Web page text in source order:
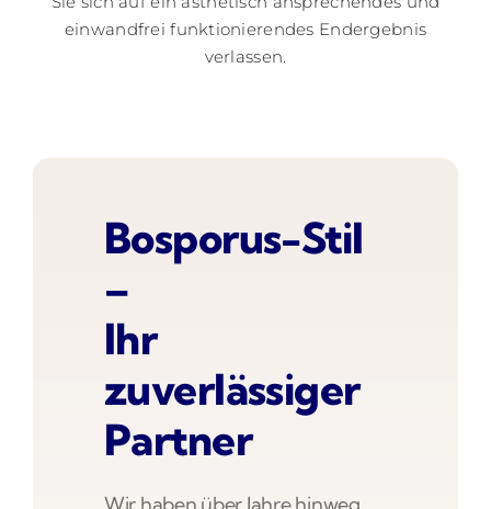
einwandfrei funktionierendes Endergebnis
verlassen.
Bosporus-Stil
–
Ihr
zuverlässiger
Partner
Wir haben über Jahre hinweg